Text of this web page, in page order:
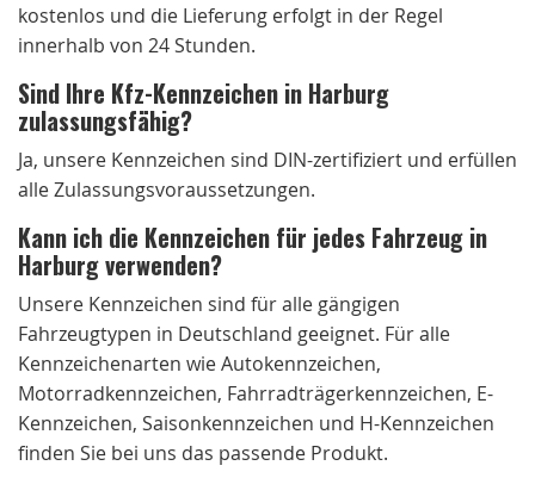
kostenlos und die Lieferung erfolgt in der Regel
innerhalb von 24 Stunden.
Sind Ihre Kfz-Kennzeichen in Harburg
zulassungsfähig?
Ja, unsere Kennzeichen sind DIN-zertifiziert und erfüllen
alle Zulassungsvoraussetzungen.
Kann ich die Kennzeichen für jedes Fahrzeug in
Harburg verwenden?
Unsere Kennzeichen sind für alle gängigen
Fahrzeugtypen in Deutschland geeignet. Für alle
Kennzeichenarten wie Autokennzeichen,
Motorradkennzeichen, Fahrradträgerkennzeichen, E-
Kennzeichen, Saisonkennzeichen und H-Kennzeichen
finden Sie bei uns das passende Produkt.